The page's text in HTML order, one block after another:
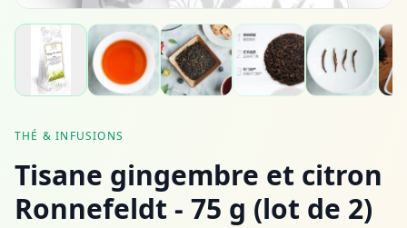
THÉ & INFUSIONS
Tisane gingembre et citron
Ronnefeldt - 75 g (lot de 2)